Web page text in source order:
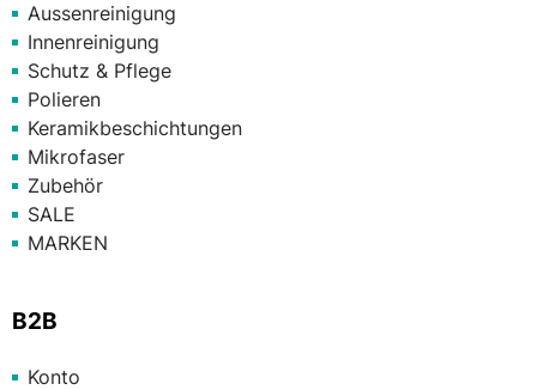
Aussenreinigung
Innenreinigung
Schutz & Pflege
Polieren
Keramikbeschichtungen
Mikrofaser
Zubehör
SALE
MARKEN
B2B
Konto